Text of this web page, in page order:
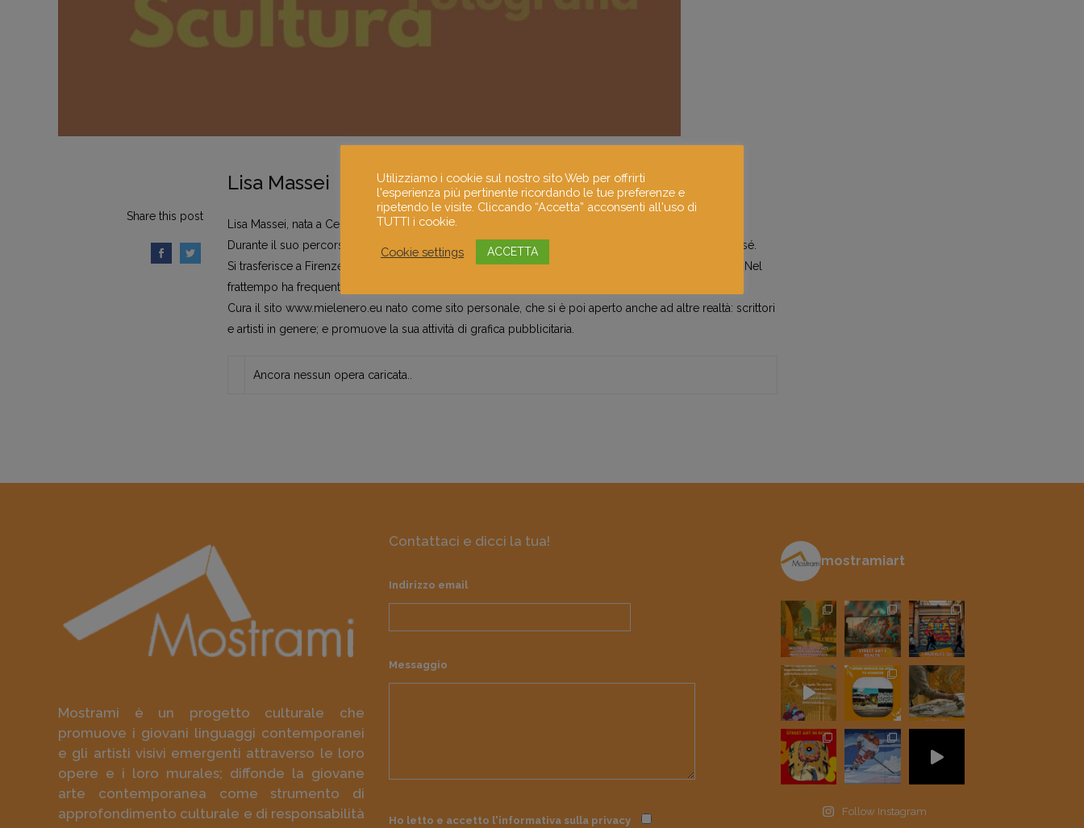
Lisa Massei
Share this post
Lisa Massei, nata a Cecina (Livorno) nel 1979, in arte Mielenero, lavora come grafica pubblicitaria.
Durante il suo percorso si avvicina e si allontana dall’arte più volte, fino ad accettarla come parte di sé.
Si trasferisce a Firenze per cinque anni, laureandosi in Psicologia del lavoro e delle organizzazioni. Nel
frattempo ha frequentato la Scuola Libera del Nudo presso l’Accademia di Belle Arti di Firenze.
Cura il sito www.mielenero.eu nato come sito personale, che si è poi aperto anche ad altre realtà: scrittori
e artisti in genere; e promuove la sua attività di grafica pubblicitaria.
Ancora nessun opera caricata..
Mostrami è un progetto culturale che
promuove i giovani linguaggi contemporanei
e gli artisti visivi emergenti attraverso le loro
opere e i loro murales; diffonde la giovane
arte contemporanea come strumento di
approfondimento culturale e di responsabilità
Contattaci e dicci la tua!
Indirizzo email
Messaggio
Ho letto e accetto l'informativa sulla privacy
mostramiart
Follow Instagram
Utilizziamo i cookie sul nostro sito Web per offrirti
l'esperienza più pertinente ricordando le tue preferenze e
ripetendo le visite. Cliccando “Accetta” acconsenti all'uso di
TUTTI i cookie.
Cookie settings ACCETTA